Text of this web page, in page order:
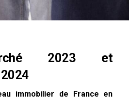
2023 et
immobilier de France en